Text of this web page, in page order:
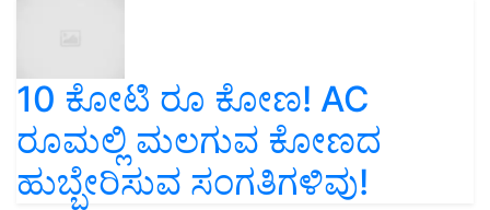
10 ಕೋಟಿ ರೂ ಕೋಣ! AC
ರೂಮಲ್ಲಿ ಮಲಗುವ ಕೋಣದ
ಹುಬ್ಬೇರಿಸುವ ಸಂಗತಿಗಳಿವು!